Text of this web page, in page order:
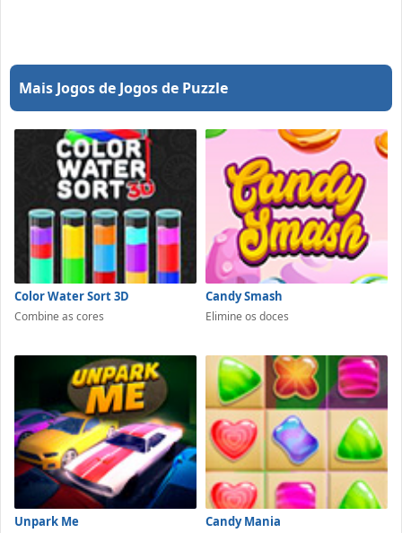
Mais Jogos de Jogos de Puzzle
Color Water Sort 3D
Combine as cores
Candy Smash
Elimine os doces
Unpark Me Candy Mania